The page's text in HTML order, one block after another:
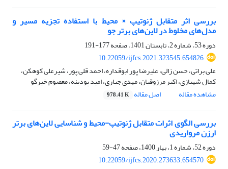
بررسی اثر متقابل ژنوتیپ × محیط با استفاده تجزیه مسیر و
مدل‌های مخلوط در لاین‌های برتر جو
دوره 53، شماره 2، تابستان 1401، صفحه
177-191
10.22059/ijfcs.2021.323545.654826
علی براتی، حسن زالی، علیرضا پور ابوقداره، احمد قلی پور، شیرعلی کوهکن،
کمال شهبازی، اکبر مرزوقیان، مهدی جباری، امید پودینه، معصوم خیرگو
مشاهده مقاله
اصل مقاله 978.41 K
بررسی الگوی اثرات متقابل ژنوتیپ-محیط و شناسایی لاین‌های برتر
ارزن مرواریدی
دوره 52، شماره 1، بهار 1400، صفحه
47-59
10.22059/ijfcs.2020.273633.654570